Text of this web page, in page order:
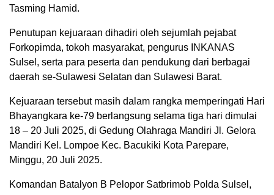
Tasming Hamid.
Penutupan kejuaraan dihadiri oleh sejumlah pejabat
Forkopimda, tokoh masyarakat, pengurus INKANAS
Sulsel, serta para peserta dan pendukung dari berbagai
daerah se-Sulawesi Selatan dan Sulawesi Barat.
Kejuaraan tersebut masih dalam rangka memperingati Hari
Bhayangkara ke-79 berlangsung selama tiga hari dimulai
18 – 20 Juli 2025, di Gedung Olahraga Mandiri Jl. Gelora
Mandiri Kel. Lompoe Kec. Bacukiki Kota Parepare,
Minggu, 20 Juli 2025.
Komandan Batalyon B Pelopor Satbrimob Polda Sulsel,